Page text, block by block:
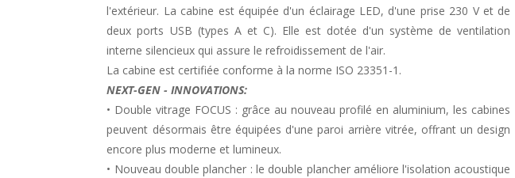
l'extérieur. La cabine est équipée d'un éclairage LED, d'une prise 230 V et de
deux ports USB (types A et C). Elle est dotée d'un système de ventilation
interne silencieux qui assure le refroidissement de l'air.
La cabine est certifiée conforme à la norme ISO 23351-1.
NEXT-GEN - INNOVATIONS:
• Double vitrage FOCUS : grâce au nouveau profilé en aluminium, les cabines
peuvent désormais être équipées d'une paroi arrière vitrée, offrant un design
encore plus moderne et lumineux.
• Nouveau double plancher : le double plancher améliore l'isolation acoustique